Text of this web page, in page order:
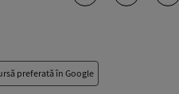
preferată în Google